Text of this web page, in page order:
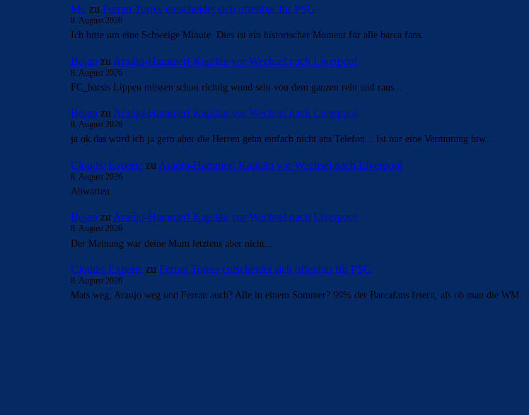
Mo zu Ferran Torres entscheidet sich offenbar für PSG
8. August 2026
Ich bitte um eine Schweige Minute. Dies ist ein historischer Moment für alle barca fans.
Bojan zu Araújo-Hammer! Kapitän vor Wechsel nach Liverpool
8. August 2026
FC_barsis Lippen müssen schon richtig wund sein von dem ganzen rein und raus...
Bojan zu Araújo-Hammer! Kapitän vor Wechsel nach Liverpool
8. August 2026
ja ok das würd ich ja gern aber die Herren gehn einfach nicht ans Telefon... Ist nur eine Vermutung btw…
Clouds: Experte zu Araújo-Hammer! Kapitän vor Wechsel nach Liverpool
8. August 2026
Abwarten.
Bojan zuAraújo-Hammer! Kapitän vor Wechsel nach Liverpool
8. August 2026
Der Meinung war deine Mum letztens aber nicht...
Clouds: Experte zu Ferran Torres entscheidet sich offenbar für PSG
8. August 2026
Mats weg, Araujo weg und Ferran auch? Alle in einem Sommer? 99% der Barcafans feiern, als ob man die WM…